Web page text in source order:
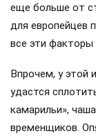
еще больше от
для европейцев
все эти факторы
Впрочем, у этой
удастся
камарильи»,
временщиков.